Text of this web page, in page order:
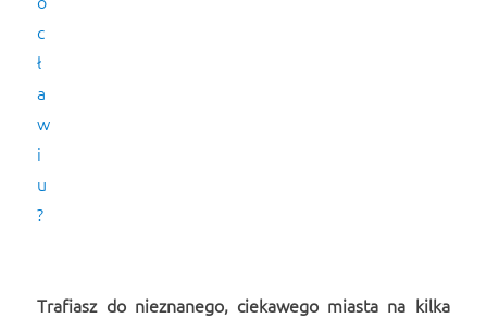
Trafiasz do nieznanego, ciekawego miasta na kilka